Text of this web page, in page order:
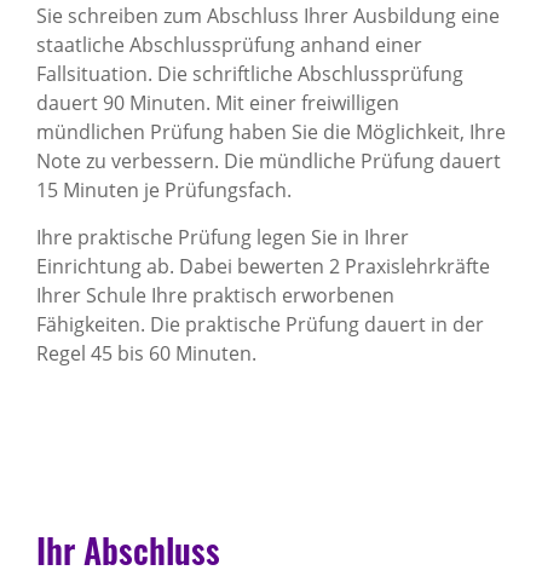
Sie schreiben zum Abschluss Ihrer Ausbildung eine
staatliche Abschlussprüfung anhand einer
Fallsituation. Die schriftliche Abschlussprüfung
dauert 90 Minuten. Mit einer freiwilligen
mündlichen Prüfung haben Sie die Möglichkeit, Ihre
Note zu verbessern. Die mündliche Prüfung dauert
15 Minuten je Prüfungsfach.
Ihre praktische Prüfung legen Sie in Ihrer
Einrichtung ab. Dabei bewerten 2 Praxislehrkräfte
Ihrer Schule Ihre praktisch erworbenen
Fähigkeiten. Die praktische Prüfung dauert in der
Regel 45 bis 60 Minuten.
Ihr Abschluss